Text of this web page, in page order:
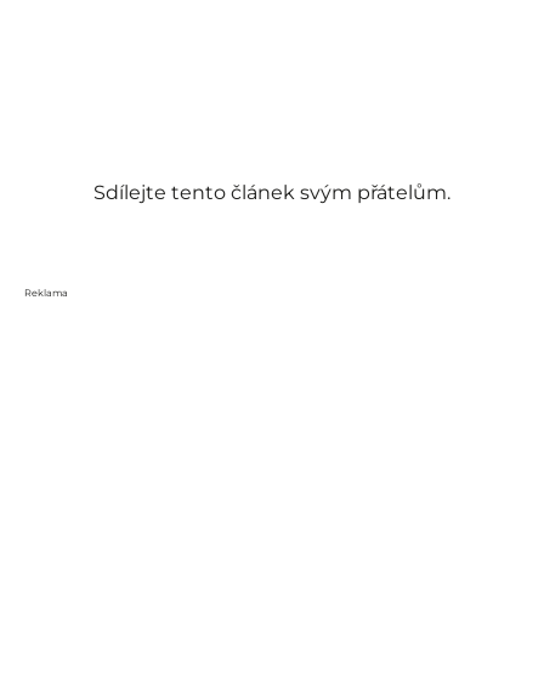
Sdílejte tento článek svým přátelům.
Reklama